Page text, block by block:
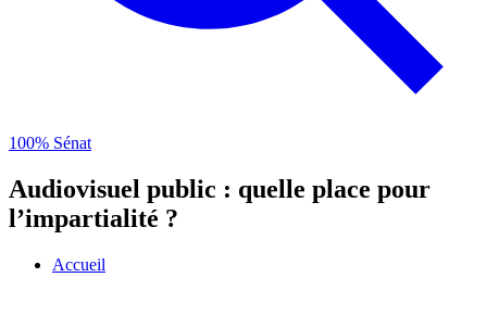
100% Sénat
Audiovisuel public : quelle place pour
l’impartialité ?
Accueil